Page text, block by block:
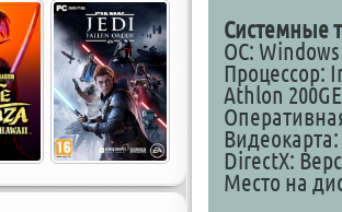
Системные
ОС: Windows
Процессор:
Athlon 200GE
Видеокарта:
DirectX:
Место на